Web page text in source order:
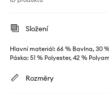
Složení
Hlavní materiál: 66 % Bavlna, 30
Páska: 51 % Polyester, 42 %
Rozměry